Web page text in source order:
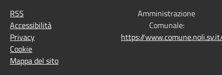
RSS
Accessibilità
Privacy
Cookie
Mappa del sito
Amministrazione
Comunale:
https://